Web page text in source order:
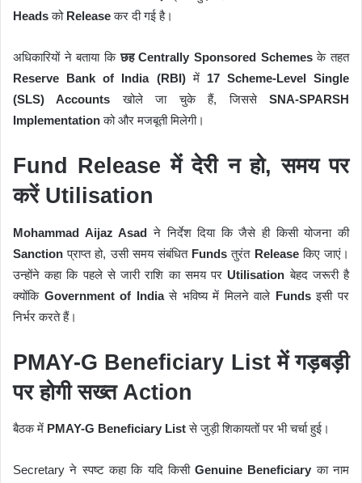
Headsको Releaseकर दी गई है।
अधिकारियों ने बताया किछह Centrally Sponsored Schemesके तहत
Reserve Bank of India (RBI)में 17 Scheme-Level Single
(SLS) Accounts खोले जा चुके हैं, जिससेSNA-SPARSH
Implementationको और मजबूती मिलेगी।
Fund Release में देरी न हो, समय पर
करें Utilisation
Mohammad Aijaz Asad ने निर्देश दिया कि जैसे ही किसी योजना की
Sanction प्राप्त हो, उसी समय संबंधित Funds तुरंत Releaseकिए जाएं।
उन्होंने कहा कि पहले से जारी राशि का समय पर Utilisation बेहद जरूरी है
क्योंकि Government of Indiaसे भविष्य में मिलने वाले Fundsइसी पर
निर्भर करते हैं।
PMAY-G Beneficiary List में गड़बड़ी
पर होगी सख्त Action
बैठक में PMAY-G Beneficiary Listसे जुड़ी शिकायतों पर भी चर्चा हुई।
Secretary ने स्पष्ट कहा कि यदि किसीGenuine Beneficiary का नाम